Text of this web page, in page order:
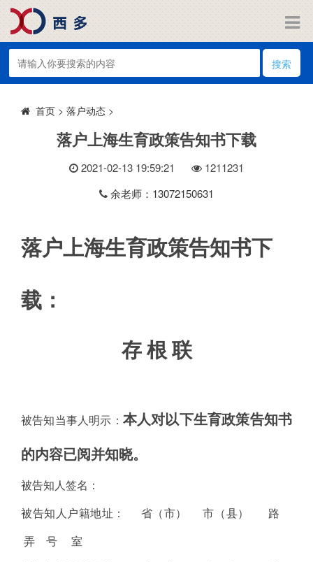
搜索
首页 > 落户动态 >
落户上海生育政策告知书下载
2021-02-13 19:59:21 1211231
余老师：13072150631
落户上海生育政策告知书下
载：
存 根 联
被告知当事人明示： 本人对以下生育政策告知书
的内容已阅并知晓。
被告知人签名：
被告知人户籍地址： 省（市） 市（县） 路
弄 号 室